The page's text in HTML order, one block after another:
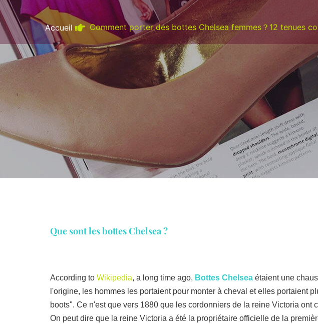
Accueil Comment porter des bottes Chelsea femmes？12 tenues
Que sont les bottes Chelsea ?
According to Wikipedia, a long time ago, Bottes Chelsea étaient une
l'origine, les hommes les portaient pour monter à cheval et elles portaient
boots". Ce n'est que vers 1880 que les cordonniers de la reine Victoria ont
On peut dire que la reine Victoria a été la propriétaire officielle de la